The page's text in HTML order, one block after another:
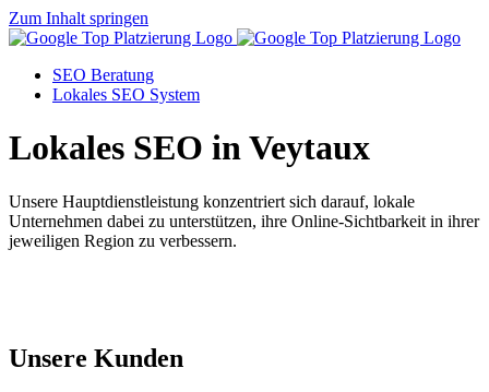
Zum Inhalt springen
SEO Beratung
Lokales SEO System
Lokales SEO in Veytaux
Unsere Hauptdienstleistung konzentriert sich darauf, lokale
Unternehmen dabei zu unterstützen, ihre Online-Sichtbarkeit in ihrer
jeweiligen Region zu verbessern.
Unsere Kunden